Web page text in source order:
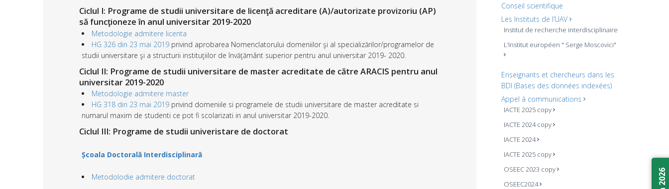
Ciclul I: Programe de studii universitare de licenţă acreditare (A)/autorizate provizoriu (AP)
să funcţioneze în anul universitar 2019-2020
Metodologie admitere licenta
HG 326 din 23 mai 2019 privind aprobarea Nomenclatorului domeniilor şi al specializărilor/programelor de
studii universitare şi a structurii instituţiilor de învăţământ superior pentru anul universitar 2019- 2020.
Ciclul II: Programe de studii universitare de master acreditate de către ARACIS pentru anul
universitar 2019-2020
Metodologie admitere master
HG 318 din 23 mai 2019 privind domeniile si programele de studii universitare de master acreditate si
numarul maxim de studenti ce pot fi scolarizati in anul universitar 2019-2020.
Ciclul III: Programe de studii univeristare de doctorat
Școala Doctorală Interdisciplinară
Metodolodie admitere doctorat
Conseil scientifique
Les Instituts de l’UAV
Institut de recherche interdisciplinaire
L’Institut européen " Serge Moscovici"
Enseignants et chercheurs dans les
BDI (Bases des données indexées)
Appel à communications
IACTE 2025 copy
IACTE 2024 copy
IACTE 2024
IACTE 2025 copy
OSEEC 2023 copy
OSEEC2024